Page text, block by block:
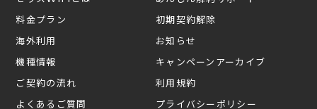
料金プラン
海外利用
機種情報
ご契約の流れ
よくあるご質問
初期契約解除
お知らせ
キャンペーンアーカイブ
利用規約
プライバシーポリシー